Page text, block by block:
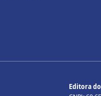
Editora